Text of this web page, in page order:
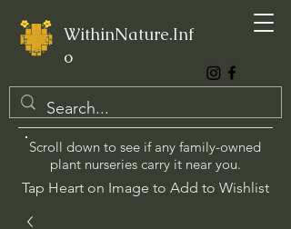
WithinNature.Inf
o
Scroll down to see if any family-owned
plant nurseries carry it near you.
Tap Heart on Image to Add to Wishlist